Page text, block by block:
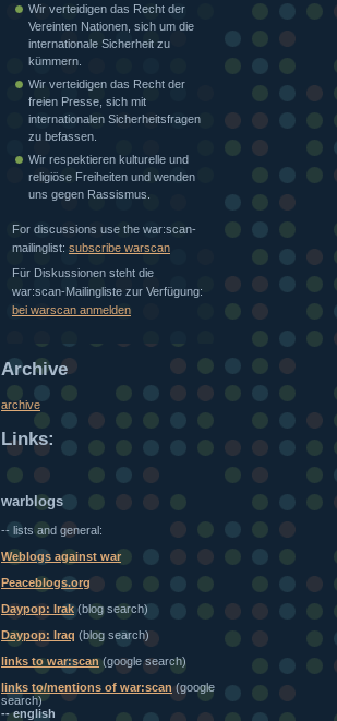
Wir verteidigen das Recht der
Vereinten Nationen, sich um die
internationale Sicherheit zu
kümmern.
Wir verteidigen das Recht der
freien Presse, sich mit
internationalen Sicherheitsfragen
zu befassen.
Wir respektieren kulturelle und
religiöse Freiheiten und wenden
uns gegen Rassismus.
For discussions use the war:scan-
mailinglist: subscribe warscan
Für Diskussionen steht die
war:scan-Mailingliste zur Verfügung:
bei warscan anmelden
Archive
archive
Links:
warblogs
-- lists and general:
Weblogs against war
Peaceblogs.org
Daypop: Irak (blog search)
Daypop: Iraq (blog search)
links to war:scan (google search)
links to/mentions of war:scan(google
search)
-- english